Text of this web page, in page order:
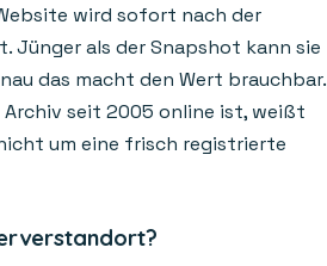
wird sofort nach der
Jünger als der Snapshot kann sie
das macht den Wert brauchbar.
Archiv seit 2005 online ist, weißt
um eine frisch registrierte